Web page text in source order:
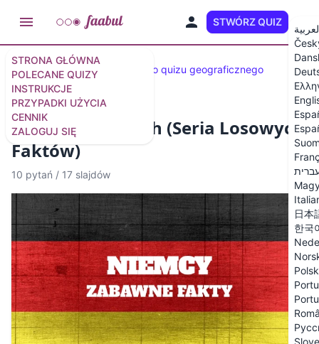
STRONA GŁÓWNA
POLECANE QUIZY
INSTRUKCJE
PRZYPADKI UŻYCIA
CENNIK
ZALOGUJ SIĘ
STWÓRZ QUIZ
日本
한국
Wybrane quizy 30 pytań do quizu geograficznego
Quiz o Niemczech (Seria Losowych
Faktów)
10 pytań / 17 slajdów